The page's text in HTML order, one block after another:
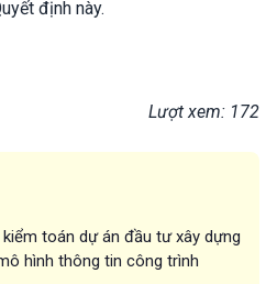
định này.
Lượt xem: 172
toán dự án đầu tư xây dựng
hình thông tin công trình